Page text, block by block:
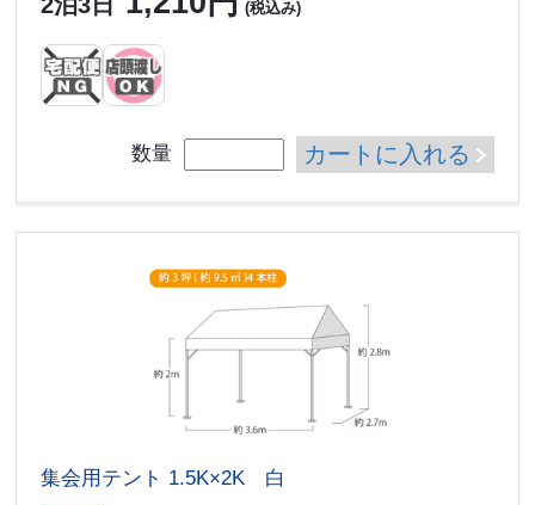
(税込み)
数量 カートに入れる
集会用テント 1.5K×2K 白